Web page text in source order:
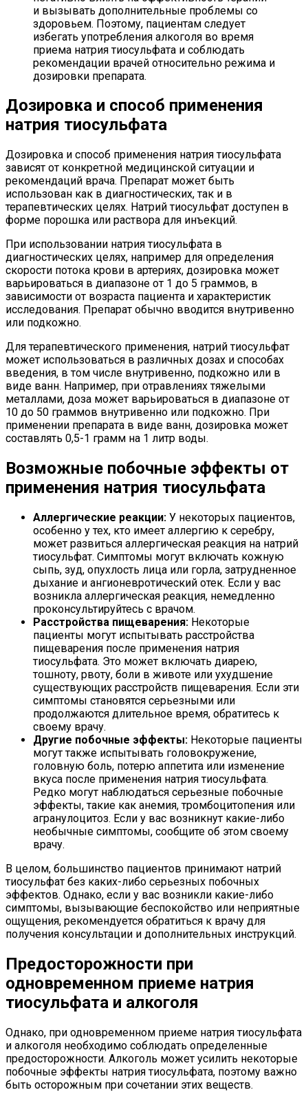
и вызывать дополнительные проблемы со
здоровьем. Поэтому, пациентам следует
избегать употребления алкоголя во время
приема натрия тиосульфата и соблюдать
рекомендации врачей относительно режима и
дозировки препарата.
Дозировка и способ применения
натрия тиосульфата
Дозировка и способ применения натрия тиосульфата
зависят от конкретной медицинской ситуации и
рекомендаций врача. Препарат может быть
использован как в диагностических, так и в
терапевтических целях. Натрий тиосульфат доступен в
форме порошка или раствора для инъекций.
При использовании натрия тиосульфата в
диагностических целях, например для определения
скорос­ти потока крови в артериях, дозировка может
варьироваться в диапазоне от 1 до 5 граммов, в
зависимости от возраста пациента и характеристик
исследования. Препарат обычно вводится внутривенно
или подкожно.
Для терапевтического применения, натрий тиосульфат
может использоваться в различных дозах и способах
введения, в том числе внутривенно, подкожно или в
виде ванн. Например, при отравлениях тяжелыми
металлами, доза может варьироваться в диапазоне от
10 до 50 граммов внутривенно или подкожно. При
применении препарата в виде ванн, дозировка может
составлять 0,5-1 грамм на 1 литр воды.
Возможные побочные эффекты от
применения натрия тиосульфата
Аллергические реакции: У некоторых пациентов,
особенно у тех, кто имеет аллергию к серебру,
может развиться аллергическая реакция на натрий
тиосульфат. Симптомы могут включать кожную
сыпь, зуд, опухлость лица или горла, затрудненное
дыхание и ангионевротический отек. Если у вас
возникла аллергическая реакция, немедленно
проконсультируйтесь с врачом.
Расстройства пищеварения: Некоторые
пациенты могут испытывать расстройства
пищеварения после применения натрия
тиосульфата. Это может включать диарею,
тошноту, рвоту, боли в животе или ухудшение
существующих расстройств пищеварения. Если эти
симптомы становятся серьезными или
продолжаются длительное время, обратитесь к
своему врачу.
Другие побочные эффекты: Некоторые пациенты
могут также испытывать головокружение,
головную боль, потерю аппетита или изменение
вкуса после применения натрия тиосульфата.
Редко могут наблюдаться серьезные побочные
эффекты, такие как анемия, тромбоцитопения или
агранулоцитоз. Если у вас возникнут какие-либо
необычные симптомы, сообщите об этом своему
врачу.
В целом, большинство пациентов принимают натрий
тиосульфат без каких-либо серьезных побочных
эффектов. Однако, если у вас возникли какие-либо
симптомы, вызывающие беспокойство или неприятные
ощущения, рекомендуется обратиться к врачу для
получения консультации и дополнительных инструкций.
Предосторожности при
одновременном приеме натрия
тиосульфата и алкоголя
Однако, при одновременном приеме натрия тиосульфата
и алкоголя необходимо соблюдать определенные
предосторожности. Алкоголь может усилить некоторые
побочные эффекты натрия тиосульфата, поэтому важно
быть осторожным при сочетании этих веществ.